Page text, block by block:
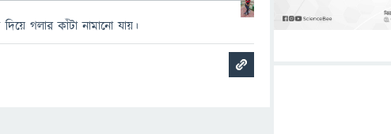
গলার কাঁটা নামানো যায়।